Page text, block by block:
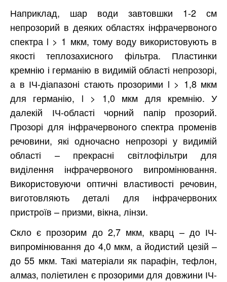
Наприклад, шар води завтовшки 1-2 см
непрозорий в деяких областях інфрачервоного
спектра l > 1 мкм, тому воду використовують в
якості теплозахисного фільтра. Пластинки
кремнію і германію в видимій області непрозорі,
а в ІЧ-діапазоні стають прозорими l > 1,8 мкм
для германію, l > 1,0 мкм для кремнію. У
далекій ІЧ-області чорний папір прозорий.
Прозорі для інфрачервоного спектра променів
речовини, які одночасно непрозорі у видимій
області – прекрасні світлофільтри для
виділення інфрачервоного випромінювання.
Використовуючи оптичні властивості речовин,
виготовляють деталі для інфрачервоних
пристроїв – призми, вікна, лінзи.
Скло є прозорим до 2,7 мкм, кварц – до ІЧ-
випромінювання до 4,0 мкм, а йодистий цезій –
до 55 мкм. Такі матеріали як парафін, тефлон,
алмаз, поліетилен є прозорими для довжини ІЧ-